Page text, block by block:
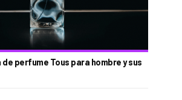
de perfume Tous para hombre y sus